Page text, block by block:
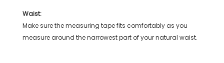
Waist:
Make sure the measuring tape fits comfortably as you
measure around the narrowest part of your natural waist.